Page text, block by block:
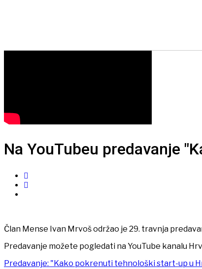
Na YouTubeu predavanje
Član Mense Ivan Mrvoš održao je 29. travnja
Predavanje možete pogledati na YouTube kanalu
Predavanje: "Kako pokrenuti tehnološki start-up u